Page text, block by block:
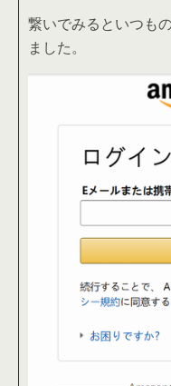
繋いでみるといつも
ました。